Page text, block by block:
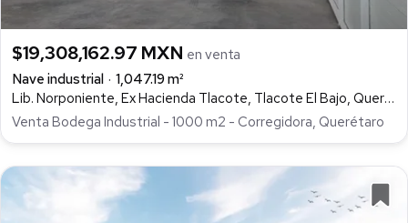
$19,308,162.97 MXN en venta
Nave industrial
1,047.19 m²
Lib. Norponiente, Ex Hacienda Tlacote, Tlacote El Bajo, Querétaro
Venta Bodega Industrial - 1000 m2 - Corregidora, Querétaro